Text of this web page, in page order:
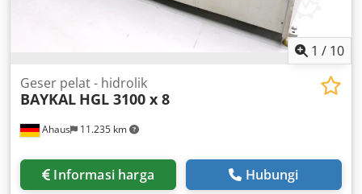
1 / 10
Ahaus 11.235 km
Geser pelat - hidrolik
BAYKAL HGL 3100 x 8
Informasi harga Hubungi